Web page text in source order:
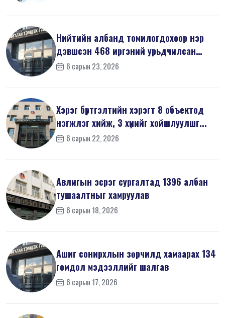
Нийтийн албанд томилогдохоор нэр
дэвшсэн 468 иргэний урьдчилсан
мэдүүл...
6 сарын 23, 2026
Хэрэг бүртгэлтийн хэрэгт 8 объектод
нэгжлэг хийж, 3 хүнийг хойшлуулшг...
6 сарын 22, 2026
Авлигын эсрэг сургалтад 1396 албан
тушаалтныг хамруулав
6 сарын 18, 2026
Ашиг сонирхлын зөрчилд хамаарах 134
гомдол мэдээллийг шалгав
6 сарын 17, 2026